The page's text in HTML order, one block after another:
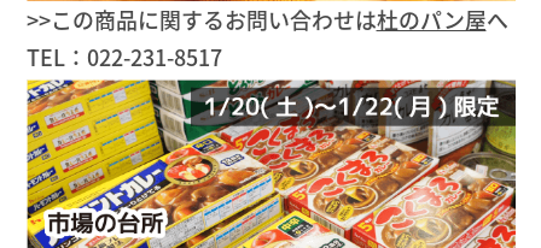
>>この商品に関するお問い合わせは杜のパン屋へ
TEL：022-231-8517